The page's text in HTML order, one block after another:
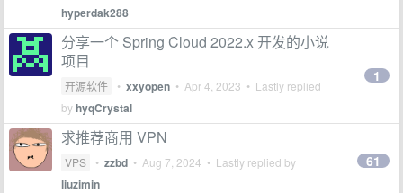
hyperdak288
分享一个 Spring Cloud 2022.x 开发的小说
项目
开源软件 • xxyopen • Apr 4, 2023 • Lastly replied
byhyqCrystal
1
求推荐商用 VPN
VPS • zzbd • Aug 7, 2024 • Lastly replied by
liuzimin
61